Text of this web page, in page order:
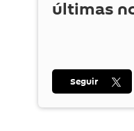
últimas
Seguir